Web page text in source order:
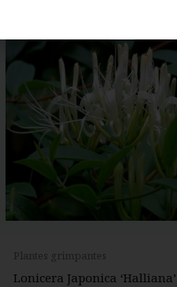
Plantes grimpantes
Lonicera Japonica ‘Halliana’